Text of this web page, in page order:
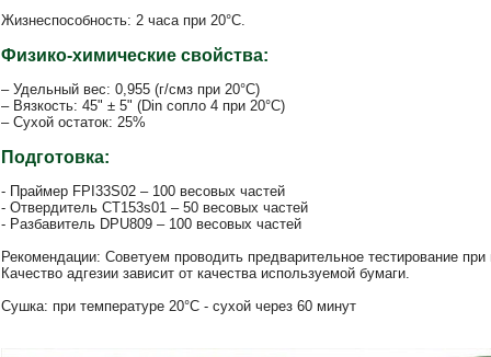
Жизнеспособность: 2 часа при 20°С.
Физико-химические свойства:
– Удельный вес: 0,955 (г/смз при 20°С)
– Вязкость: 45" ± 5" (Din сопло 4 при 20°С)
– Сухой остаток: 25%
Подготовка:
- Праймер FPI33S02 – 100 весовых частей
- Отвердитель CT153s01 – 50 весовых частей
- Разбавитель DPU809 – 100 весовых частей
Рекомендации: Советуем проводить предварительное тестирование
Качество адгезии зависит от качества используемой бумаги.
Сушка: при температуре 20°С - сухой через 60 минут